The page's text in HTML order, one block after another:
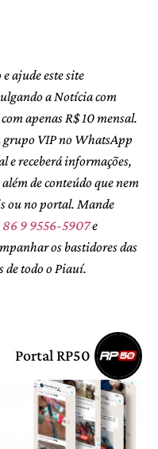
ajude este site
a Notícia com
apenas R$ 10 mensal.
grupo VIP no WhatsApp
e receberá informações,
de conteúdo que nem
ou no portal. Mande
86 9 9556-5907e
os bastidores das
de todo o Piauí.
Portal RP50